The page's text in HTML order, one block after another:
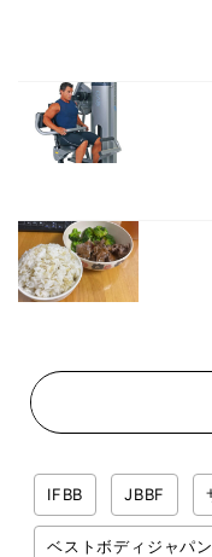
IFBB JBBF
ベストボディジャパン